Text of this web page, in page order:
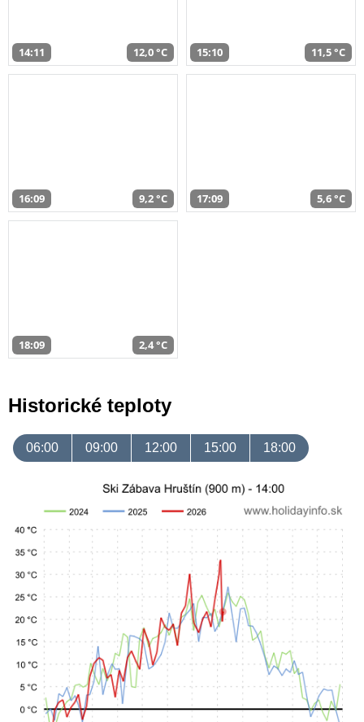
14:11 12,0 °C 15:10 11,5 °C
16:09 9,2 °C 17:09 5,6 °C
18:09 2,4 °C
Historické teploty
06:00 09:00 12:00 15:00 18:00